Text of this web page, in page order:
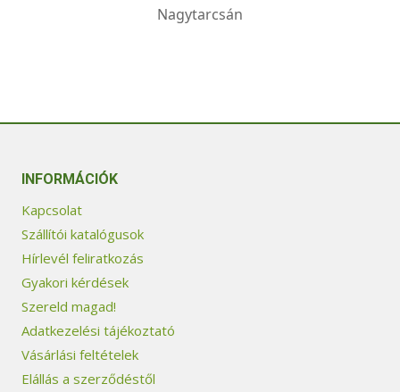
Nagytarcsán
INFORMÁCIÓK
Kapcsolat
Szállítói katalógusok
Hírlevél feliratkozás
Gyakori kérdések
Szereld magad!
Adatkezelési tájékoztató
Vásárlási feltételek
Elállás a szerződéstől